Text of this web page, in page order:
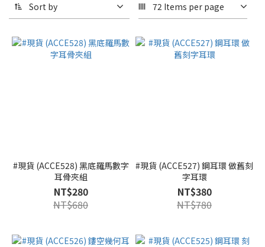
Sort by 72 Items per page
#現貨 (ACCE528) 黑底羅馬數字
耳骨夾組
NT$280
NT$680
#現貨 (ACCE527) 鋼耳環 做舊刻
字耳環
NT$380
NT$780